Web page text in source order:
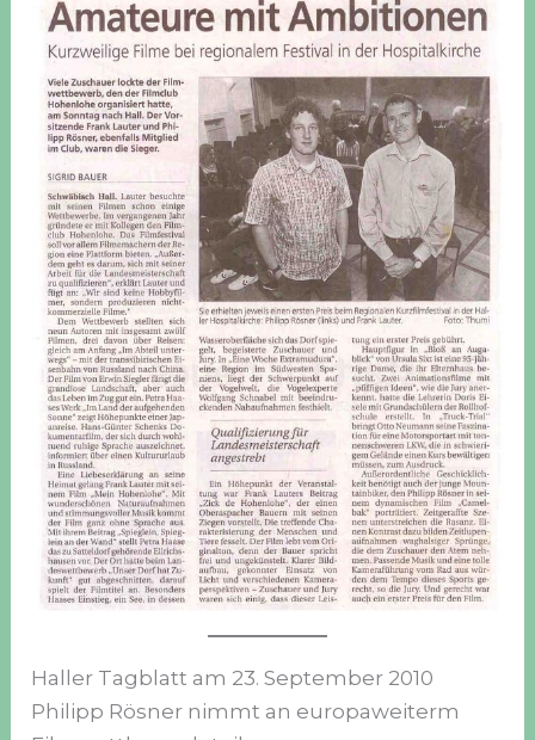
Haller Tagblatt am 23. September 2010
Philipp Rösner nimmt an europaweiterm